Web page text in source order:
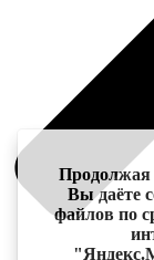
Продолжая
Вы даёте
файлов по